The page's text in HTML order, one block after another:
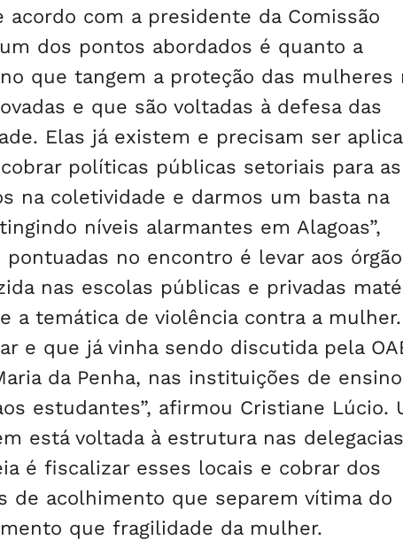
acordo com a presidente da Comissão
dos pontos abordados é quanto a
que tangem a proteção das mulheres
e que são voltadas à defesa das
Elas já existem e precisam ser
políticas públicas setoriais para as
na coletividade e darmos um basta na
níveis alarmantes em Alagoas”,
no encontro é levar aos
nas escolas públicas e privadas
a temática de violência contra a mulher.
e que já vinha sendo discutida pela
da Penha, nas instituições de
estudantes”, afirmou Cristiane Lúcio.
está voltada à estrutura nas delegacias
é fiscalizar esses locais e cobrar dos
de acolhimento que separem vítima do
que fragilidade da mulher.